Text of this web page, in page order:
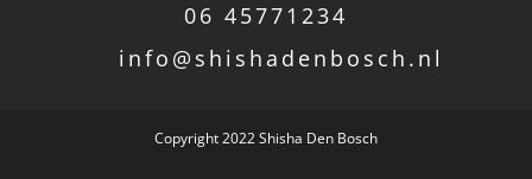
06 45771234
info@shishadenbosch.nl
Copyright 2022 Shisha Den Bosch